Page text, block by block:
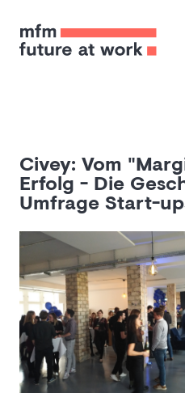
Civey: Vom
Erfolg - Die
Umfrage Start-